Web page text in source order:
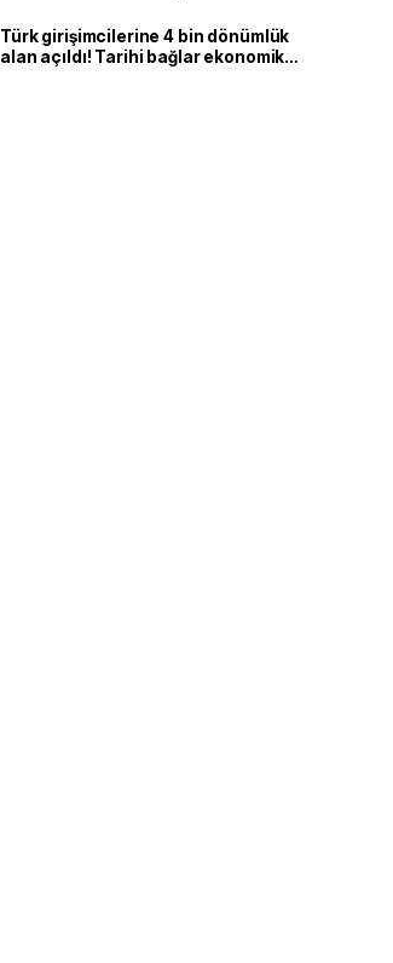
Türk girişimcilerine 4 bin dönümlük
alan açıldı! Tarihi bağlar ekonomik